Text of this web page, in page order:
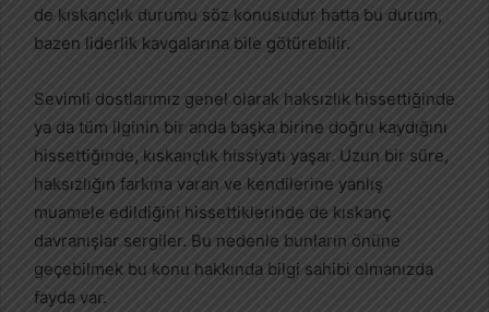
t
a
ö
n
d
e
m
de kıskançlık durumu söz konusudur hatta bu durum,
bazen liderlik kavgalarına bile götürebilir.
Sevimli dostlarımız genel olarak haksızlık hissettiğinde
ya da tüm ilginin bir anda başka birine doğru kaydığını
hissettiğinde, kıskançlık hissiyatı yaşar. Uzun bir süre,
haksızlığın farkına varan ve kendilerine yanlış
muamele edildiğini hissettiklerinde de kıskanç
davranışlar sergiler. Bu nedenle bunların önüne
geçebilmek bu konu hakkında bilgi sahibi olmanızda
fayda var.